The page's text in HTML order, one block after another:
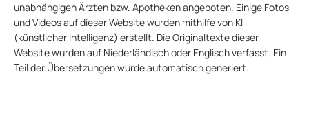
unabhängigen Ärzten bzw. Apotheken angeboten. Einige Fotos
und Videos auf dieser Website wurden mithilfe von KI
(künstlicher Intelligenz) erstellt. Die Originaltexte dieser
Website wurden auf Niederländisch oder Englisch verfasst. Ein
Teil der Übersetzungen wurde automatisch generiert.